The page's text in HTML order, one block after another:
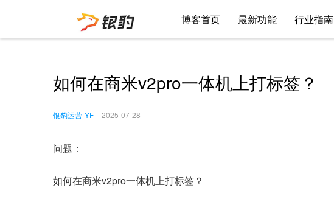
博客首页 最新功能 行业指南
如何在商米v2pro一体机上打标签？
银豹运营-YF 2025-07-28
问题：
如何在商米v2pro一体机上打标签？